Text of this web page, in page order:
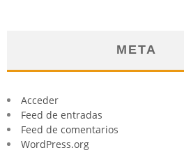
META
Acceder
Feed de entradas
Feed de comentarios
WordPress.org